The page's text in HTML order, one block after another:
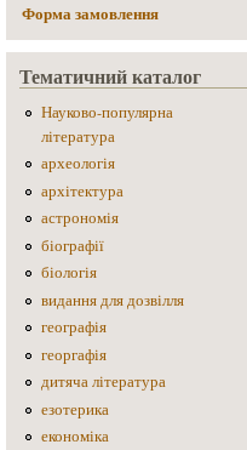
Форма замовлення
Тематичний каталог
Науково-популярна
література
археологія
архітектура
астрономія
біографії
біологія
видання для дозвілля
географія
георгафія
дитяча література
езотерика
економіка